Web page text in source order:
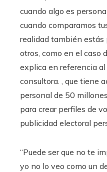
cuando algo es
cuando comparamos
realidad también
otros, como en el caso
explica en referencia
consultora. , que tiene
personal de 50
para crear perfiles de
publicidad electoral
“Puede ser que no te
yo no lo veo como un